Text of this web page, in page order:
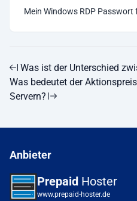
Mein Windows RDP
Was ist der Unterschied
Was bedeutet der
Servern?
Anbieter
Prepaid Hoster
www.prepaid-hoster.de